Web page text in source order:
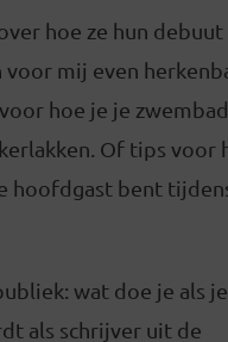
hoe ze hun
mij even
hoe je je
Of tips voor
hoofdgast bent
wat doe je als je
als schrijver uit de